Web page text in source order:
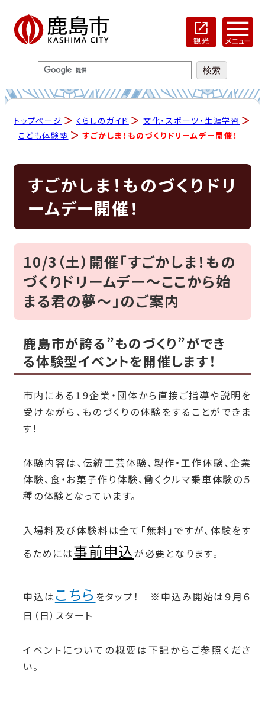
トップページ くらしのガイド
文化・スポーツ・生涯学習
こども体験塾
すごかしま！ものづくりドリームデー開催！
すごかしま！ものづくりドリ
ームデー開催！
10/3（土）開催「すごかしま！もの
づくりドリームデー～ここから始
まる君の夢～」のご案内
鹿島市が誇る”ものづくり”ができ
る体験型イベントを開催します！
市内にある１9企業・団体から直接ご指導や説明を
受けながら、ものづくりの体験をすることができま
す！
体験内容は、伝統工芸体験、製作・工作体験、企業
体験、食・お菓子作り体験、働くクルマ乗車体験の５
種の体験となっています。
入場料及び体験料は全て「無料」ですが、体験をす
るためには事前申込が必要となります。
申込は こちら をタップ！ ※申込み開始は９月６
日（日）スタート
イベントについての概要は下記からご参照くださ
い。